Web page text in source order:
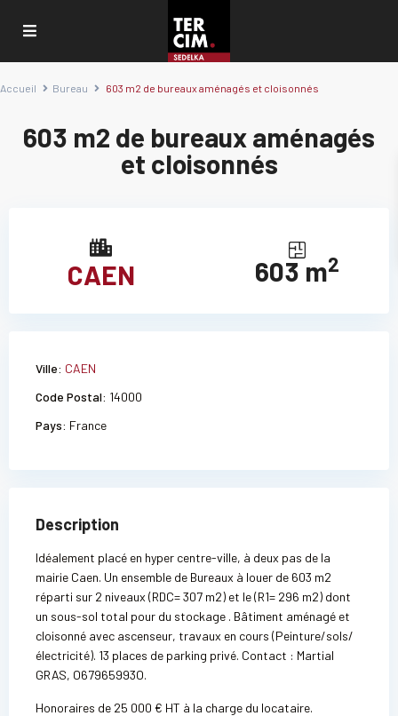
Accueil Bureau 603 m2 de bureaux aménagés et cloisonnés
603 m2 de bureaux aménagés
et cloisonnés
CAEN 603 m2
Ville: CAEN
Code Postal: 14000
Pays: France
Description
Idéalement placé en hyper centre-ville, à deux pas de la
mairie Caen. Un ensemble de Bureaux à louer de 603 m2
réparti sur 2 niveaux (RDC= 307 m2) et le (R1= 296 m2) dont
un sous-sol total pour du stockage . Bâtiment aménagé et
cloisonné avec ascenseur, travaux en cours (Peinture/sols/
électricité). 13 places de parking privé. Contact : Martial
GRAS, O67965993O.
Honoraires de 25 000 € HT à la charge du locataire.